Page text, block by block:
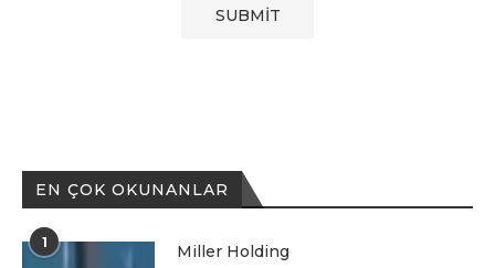
EN ÇOK OKUNANLAR
1 Miller Holding